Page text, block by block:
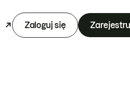
Zaloguj się